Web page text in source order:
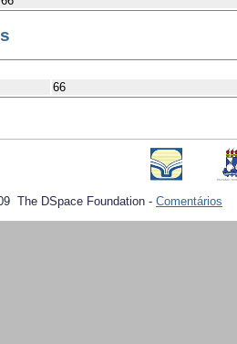
66
The DSpace Foundation - Comentários